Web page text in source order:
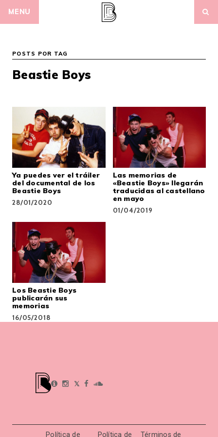
MENU
POSTS POR TAG
Beastie Boys
Ya puedes ver el tráiler
del documental de los
Beastie Boys
28/01/2020
Las memorias de
«Beastie Boys» llegarán
traducidas al castellano
en mayo
01/04/2019
Los Beastie Boys
publicarán sus
memorias
16/05/2018
𝕏
Política de Política de Términos de